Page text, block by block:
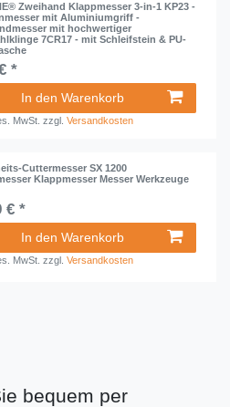
Zweihand Klappmesser 3-in-1 KP23 -
mit Aluminiumgriff -
mit hochwertiger
7CR17 - mit Schleifstein & PU-
*
In den Warenkorb
MwSt. zzgl.Versandkosten
Cuttermesser SX 1200
Klappmesser Messer Werkzeuge
€ *
In den Warenkorb
MwSt. zzgl.Versandkosten
bequem per